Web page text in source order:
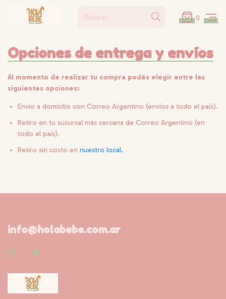
0
Opciones de entrega y envíos
Al momento de realizar tu compra podés elegir entre las
siguientes opciones:
Envío a domicilio con Correo Argentino (envíos a todo el país).
Retiro en tu sucursal más cercana de Correo Argentino (en
todo el país).
Retiro sin costo en nuestro local.
info@holabebe.com.ar